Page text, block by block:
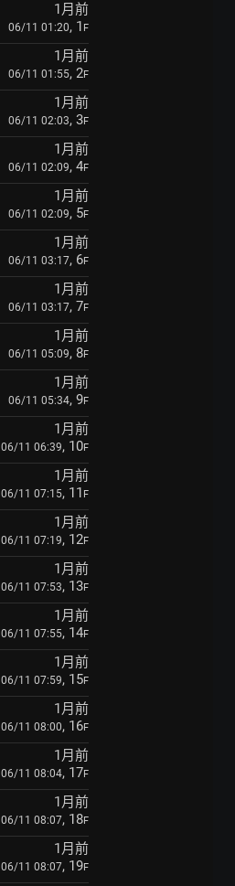
1月前
06/11 01:20, 1 F
1月前
06/11 01:55, 2F
1月前
06/11 02:03, 3F
1月前
06/11 02:09, 4F
1月前
06/11 02:09, 5F
1月前
06/11 03:17, 6F
1月前
06/11 03:17, 7F
1月前
06/11 05:09, 8F
1月前
06/11 05:34, 9F
1月前
06/11 06:39, 10F
1月前
06/11 07:15, 11 F
1月前
06/11 07:19, 12F
1月前
06/11 07:53, 13F
1月前
06/11 07:55, 14F
1月前
06/11 07:59, 15F
1月前
06/11 08:00, 16F
1月前
06/11 08:04, 17F
1月前
06/11 08:07, 18F
1月前
06/11 08:07, 19F